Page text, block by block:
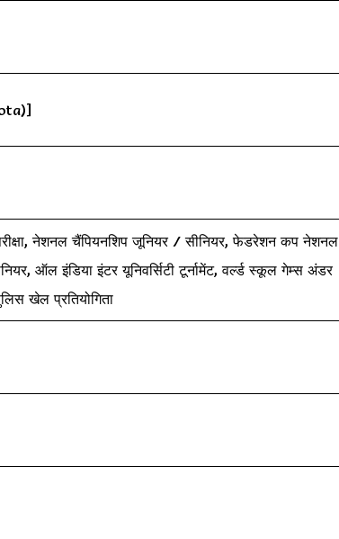
नेशनल चैंपियनशिप जूनियर / सीनियर, फेडरेशन कप नेशनल
ऑल इंडिया इंटर यूनिवर्सिटी टूर्नामेंट, वर्ल्ड स्कूल गेम्स अंडर
खेल प्रतियोगिता